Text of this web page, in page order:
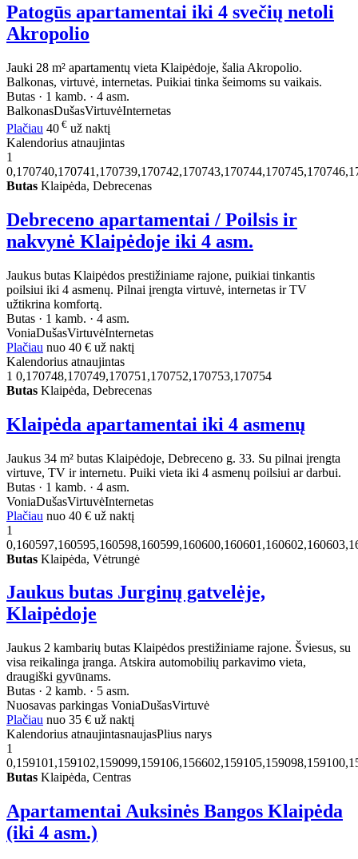
Patogūs apartamentai iki 4 svečių netoli
Akropolio
Jauki 28 m² apartamentų vieta Klaipėdoje, šalia Akropolio.
Balkonas, virtuvė, internetas. Puikiai tinka šeimoms su vaikais.
Butas · 1 kamb. · 4 asm.
BalkonasDušasVirtuvėInternetas
Plačiau 40 € už naktį
Kalendorius atnaujintas
1
Butas Klaipėda, Debrecenas
Debreceno apartamentai / Poilsis ir
nakvynė Klaipėdoje iki 4 asm.
Jaukus butas Klaipėdos prestižiniame rajone, puikiai tinkantis
poilsiui iki 4 asmenų. Pilnai įrengta virtuvė, internetas ir TV
užtikrina komfortą.
Butas · 1 kamb. · 4 asm.
VoniaDušasVirtuvėInternetas
Plačiau nuo 40 € už naktį
Kalendorius atnaujintas
1 0,170748,170749,170751,170752,170753,170754
Butas Klaipėda, Debrecenas
Klaipėda apartamentai iki 4 asmenų
Jaukus 34 m² butas Klaipėdoje, Debreceno g. 33. Su pilnai įrengta
virtuve, TV ir internetu. Puiki vieta iki 4 asmenų poilsiui ar darbui.
Butas · 1 kamb. · 4 asm.
VoniaDušasVirtuvėInternetas
Plačiau nuo 40 € už naktį
1
Butas Klaipėda, Vėtrungė
Jaukus butas Jurginų gatvelėje,
Klaipėdoje
Jaukus 2 kambarių butas Klaipėdos prestižiniame rajone. Šviesus, su
visa reikalinga įranga. Atskira automobilių parkavimo vieta,
draugiški gyvūnams.
Butas · 2 kamb. · 5 asm.
Nuosavas parkingas VoniaDušasVirtuvė
Plačiau nuo 35 € už naktį
Kalendorius atnaujintasnaujasPlius narys
1
Butas Klaipėda, Centras
Apartamentai Auksinės Bangos Klaipėda
(iki 4 asm.)